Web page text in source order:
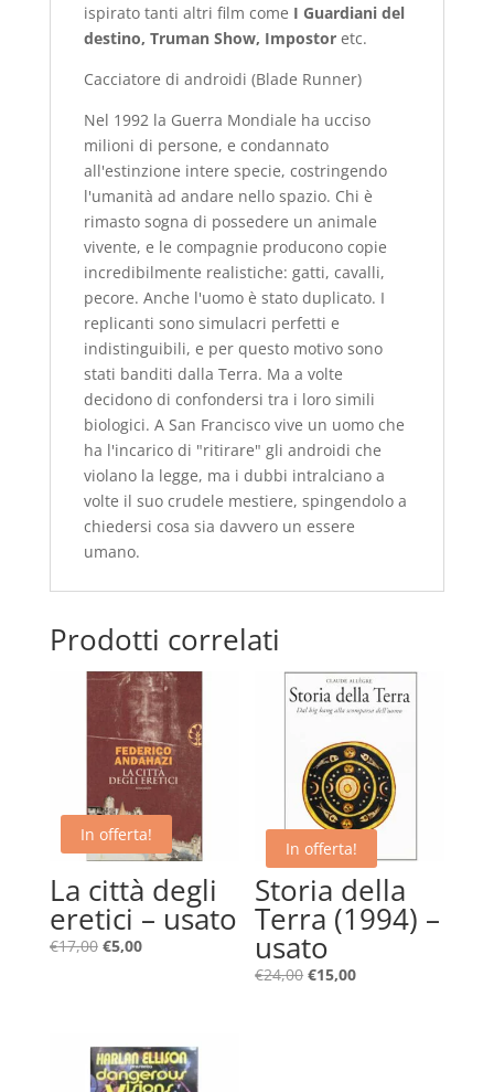
ispirato tanti altri film come I Guardiani del
destino, Truman Show, Impostoretc.
Cacciatore di androidi (Blade Runner)
Nel 1992 la Guerra Mondiale ha ucciso
milioni di persone, e condannato
all'estinzione intere specie, costringendo
l'umanità ad andare nello spazio. Chi è
rimasto sogna di possedere un animale
vivente, e le compagnie producono copie
incredibilmente realistiche: gatti, cavalli,
pecore. Anche l'uomo è stato duplicato. I
replicanti sono simulacri perfetti e
indistinguibili, e per questo motivo sono
stati banditi dalla Terra. Ma a volte
decidono di confondersi tra i loro simili
biologici. A San Francisco vive un uomo che
ha l'incarico di "ritirare" gli androidi che
violano la legge, ma i dubbi intralciano a
volte il suo crudele mestiere, spingendolo a
chiedersi cosa sia davvero un essere
umano.
Prodotti correlati
In offerta!
La città degli
eretici – usato
€17,00 Il
€17,00.
€5,00Il
€5,00.
In offerta!
Storia della
Terra (1994) –
usato
€24,00 Il
€15,00Il